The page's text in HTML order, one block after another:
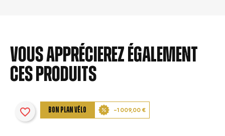
Vous apprécierez également
ces produits
BON PLAN VÉLO -1 009,00 €
favorite_border